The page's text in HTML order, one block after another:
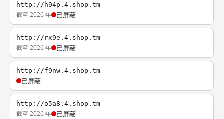
http://h94p.4.shop.tm
截至 2026 年 已屏蔽
http://rx9e.4.shop.tm
截至 2026 年 已屏蔽
http://f9nw.4.shop.tm
已屏蔽
http://o5a8.4.shop.tm
截至 2026 年 已屏蔽